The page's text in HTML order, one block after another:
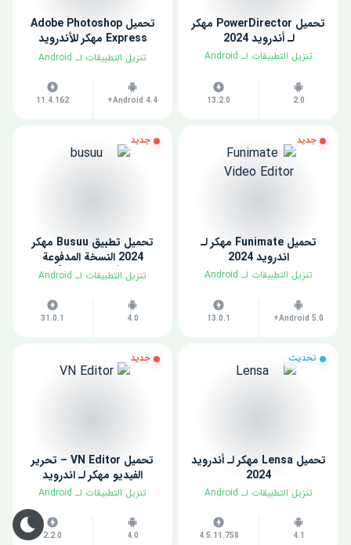
تحميل PowerDirector مهكر
لـ أندرويد 2024
​تنزيل التطبيقات لـ ​Android
2.0
13.2.0
تحميل Adobe Photoshop
Express مهكر للأندرويد
2024
​تنزيل التطبيقات لـ ​Android
Android 4.4+
11.4.162
جديد
تحميل Funimate مهكر لـ
اندرويد 2024
​تنزيل التطبيقات لـ ​Android
Android 5.0+
13.0.1
جديد
تحميل تطبيق Busuu مهكر
2024 النسخة المدفوعة
للأندرويد مجاناً
​تنزيل التطبيقات لـ ​Android
4.0
31.0.1
تحديث
تحميل Lensa مهكر لـ أندرويد
2024
​تنزيل التطبيقات لـ ​Android
4.1
4.5.11.758
جديد
تحميل VN Editor – تحرير
الفيديو مهكر لـ اندرويد
​تنزيل التطبيقات لـ ​Android
4.0
2.2.0